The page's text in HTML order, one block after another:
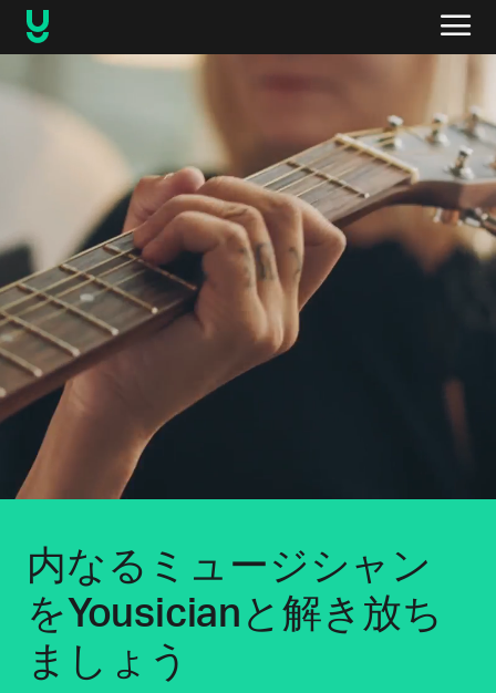
内なるミュージシャン
をYousicianと解き放ち
ましょう